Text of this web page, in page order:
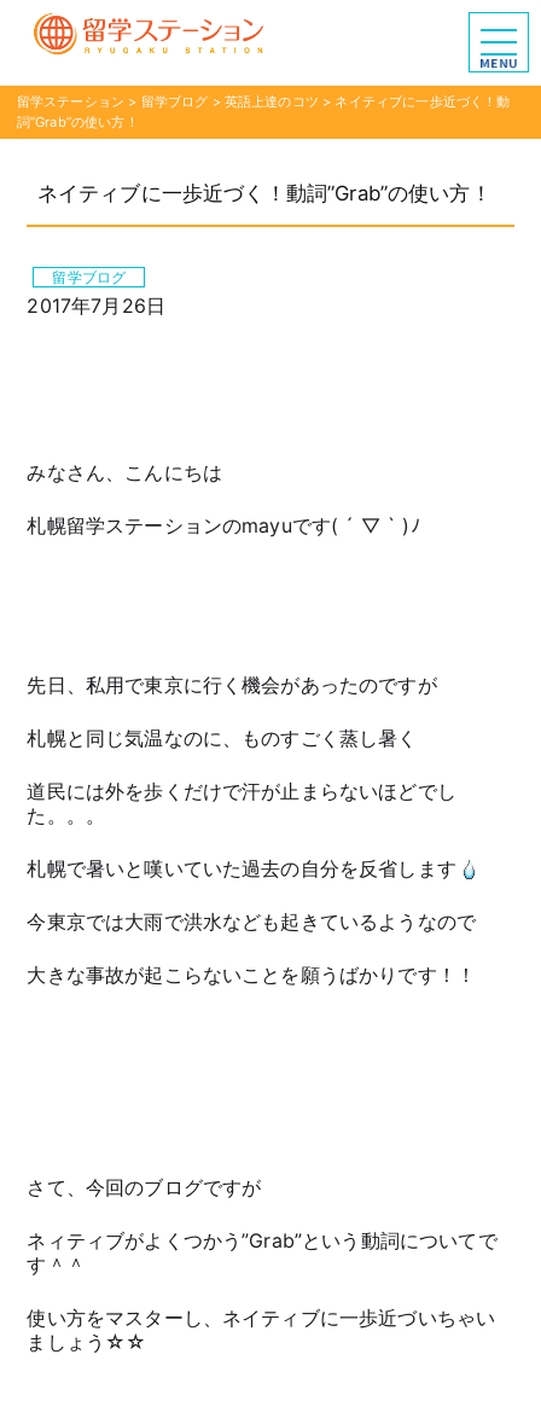
留学ステーション > 留学ブログ > 英語上達のコツ > ネイティブに一歩近づく！動
詞”Grab”の使い方！
ネイティブに一歩近づく！動詞”Grab”の使い方！
留学ブログ
2017年7月26日
みなさん、こんにちは
札幌留学ステーションのmayuです( ´ ▽ ` )ﾉ
先日、私用で東京に行く機会があったのですが
札幌と同じ気温なのに、ものすごく蒸し暑く
道民には外を歩くだけで汗が止まらないほどでし
た。。。
札幌で暑いと嘆いていた過去の自分を反省します
今東京では大雨で洪水なども起きているようなので
大きな事故が起こらないことを願うばかりです！！
さて、今回のブログですが
ネィティブがよくつかう”Grab”という動詞についてで
す＾＾
使い方をマスターし、ネイティブに一歩近づいちゃい
ましょう☆☆